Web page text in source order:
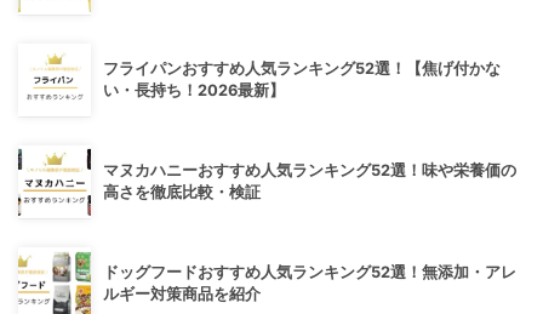
フライパンおすすめ人気ランキング52選！【焦げ付かな
い・長持ち！2026最新】
マヌカハニーおすすめ人気ランキング52選！味や栄養価の
高さを徹底比較・検証
ドッグフードおすすめ人気ランキング52選！無添加・アレ
ルギー対策商品を紹介